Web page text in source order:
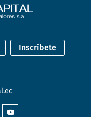
Inscríbete